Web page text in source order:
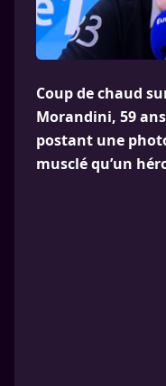
Coup de chaud
Morandini, 59
postant une
musclé qu’un